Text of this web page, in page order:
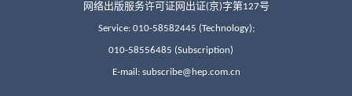
网络出版服务许可证网出证(京)字第127号
Service: 010-58582445 (Technology);
010-58556485 (Subscription)
E-mail: subscribe@hep.com.cn